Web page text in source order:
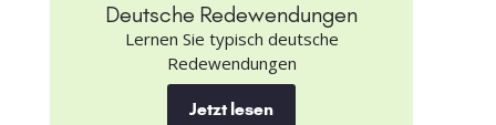
Deutsche Redewendungen
Lernen Sie typisch deutsche
Redewendungen
Jetzt lesen